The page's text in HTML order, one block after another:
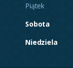
Piątek
Sobota
Niedziela